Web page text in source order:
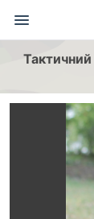
Тактичний